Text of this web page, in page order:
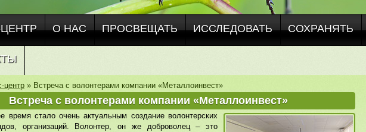
О НАС ПРОСВЕЩАТЬ ИССЛЕДОВАТЬ СОХРАНЯТЬ
центр » Встреча с волонтерами компании «Металлоинвест»
Встреча с волонтерами компании «Металлоинвест»
время стало очень актуальным создание волонтерских
организаций. Волонтер, он же доброволец – это